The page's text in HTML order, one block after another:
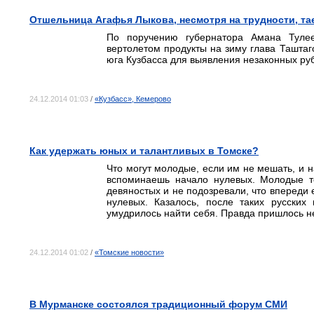
Отшельница Агафья Лыкова, несмотря на трудности,
По поручению губернатора Амана
вертолетом продукты на зиму глава
юга Кузбасса для выявления незаконных
24.12.2014 01:03 / «Кузбасс», Кемерово
Как удержать юных и талантливых в Томске?
Что могут молодые, если им не мешать, и
вспоминаешь начало нулевых. Молодые
девяностых и не подозревали, что
нулевых. Казалось, после таких
умудрилось найти себя. Правда пришлось
24.12.2014 01:02 / «Томские новости»
В Мурманске состоялся традиционный форум СМИ